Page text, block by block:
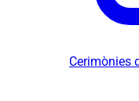
Cerimònies